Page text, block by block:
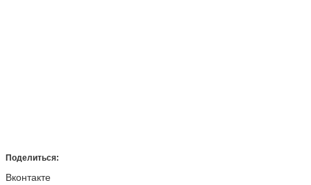
Поделиться:
Вконтакте